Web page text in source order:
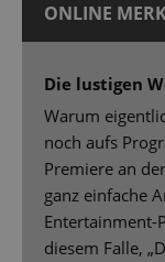
ONLINE
Die lustigen
Warum
noch aufs
Premiere an
ganz einfache
Entertainment-
diesem Falle,